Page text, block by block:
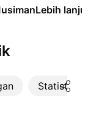
Lebih
Statistik